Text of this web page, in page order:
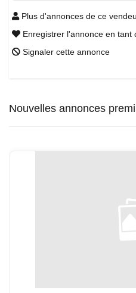
Plus d'annonces de ce
Enregistrer l'annonce en tant
Signaler cette annonce
Nouvelles annonces